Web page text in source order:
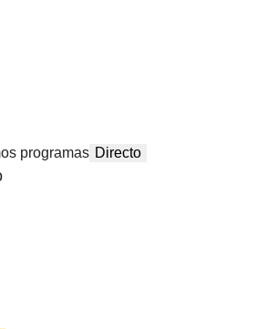
programas Directo